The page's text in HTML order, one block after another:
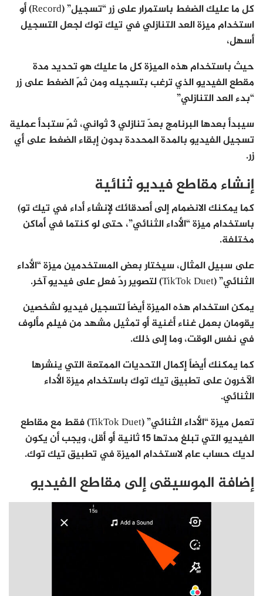
كل ما عليك الضغط باستمرار على زر “تسجيل” (Record) أو
استخدام ميزة العد التنازلي في تيك توك لجعل التسجيل
أسهل،
حيث باستخدام هذه الميزة كل ما عليك هو تحديد مدة
مقطع الفيديو الذي ترغب بتسجيله ومن ثمّ الضغط على زر
“بدء العد التنازلي”
سيبدأ بعدها البرنامج بعدّ تنازلي 3 ثواني، ثمّ ستبدأ عملية
تسجيل الفيديو بالمدة المحددة بدون إبقاء الضغط على أي
زر.
إنشاء مقاطع فيديو ثنائية
كما يمكنك الانضمام إلى أصدقائك لإنشاء أداء في تيك تو)
باستخدام ميزة “الأداء الثنائي”، حتى لو كنتما في أماكن
مختلفة.
على سبيل المثال، سيختار بعض المستخدمين ميزة “الأداء
الثنائي” (TikTok Duet) لتصوير ردّ فعلٍ على فيديو آخر.
يمكن استخدام هذه الميزة أيضاً لتسجيل فيديو لشخصين
يقومان بعمل غناء أغنية أو تمثيل مشهد من فيلمٍ مألوف
في نفس الوقت، وما إلى ذلك.
كما يمكنك أيضاً إكمال التحديات الممتعة التي ينشرها
الآخرون على تطبيق تيك توك باستخدام ميزة الأداء
الثنائي.
تعمل ميزة “الأداء الثنائي” (TikTok Duet) فقط مع مقاطع
الفيديو التي تبلغ مدتها 15 ثانية أو أقل، ويجب أن يكون
لديك حساب عام لاستخدام الميزة في تطبيق تيك توك.
إضافة الموسيقى إلى مقاطع الفيديو